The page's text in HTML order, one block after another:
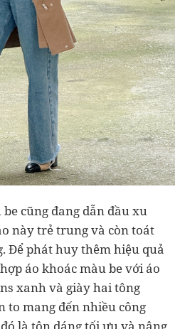
cũng đang dẫn đầu xu
này trẻ trung và còn toát
Để phát huy thêm hiệu quả
áo khoác màu be với áo
xanh và giày hai tông
to mang đến nhiều công